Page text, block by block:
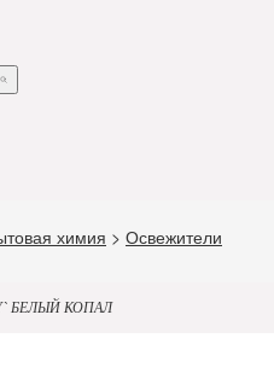
химия > Освежители
БЕЛЫЙ КОПАЛ